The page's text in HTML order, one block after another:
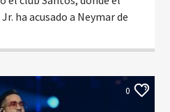
ha acusado a Neymar de
0